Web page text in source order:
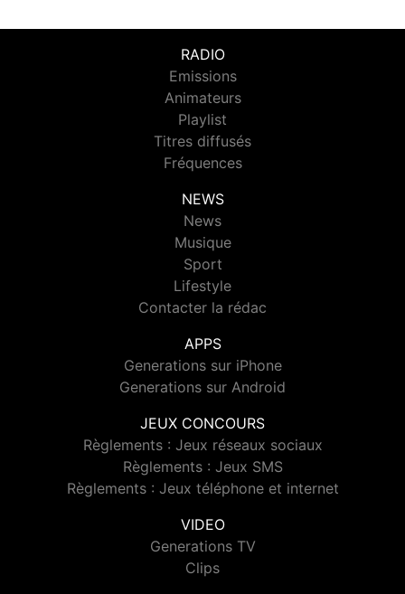
RADIO
Emissions
Animateurs
Playlist
Titres diffusés
Fréquences
NEWS
News
Musique
Sport
Lifestyle
Contacter la rédac
APPS
Generations sur iPhone
Generations sur Android
JEUX CONCOURS
Règlements : Jeux réseaux sociaux
Règlements : Jeux SMS
Règlements : Jeux téléphone et internet
VIDEO
Generations TV
Clips